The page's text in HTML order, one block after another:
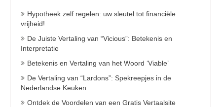
Hypotheek zelf regelen: uw sleutel tot financiële
vrijheid!
De Juiste Vertaling van “Vicious”: Betekenis en
Interpretatie
Betekenis en Vertaling van het Woord ‘Viable’
De Vertaling van “Lardons”: Spekreepjes in de
Nederlandse Keuken
Ontdek de Voordelen van een Gratis Vertaalsite